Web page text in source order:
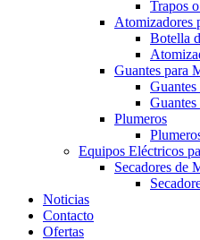
Trapos
Atomizadores
Botella
Guantes para
Plumeros
Equipos Eléctricos
Secadores de
Noticias
Contacto
Ofertas